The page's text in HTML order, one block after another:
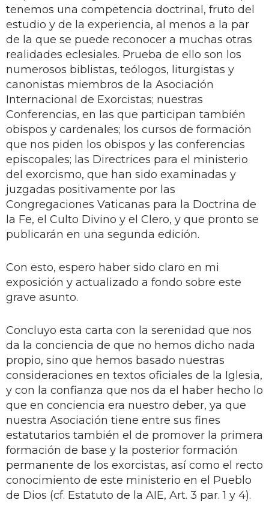
tenemos una competencia doctrinal, fruto del
estudio y de la experiencia, al menos a la par
de la que se puede reconocer a muchas otras
realidades eclesiales. Prueba de ello son los
numerosos biblistas, teólogos, liturgistas y
canonistas miembros de la Asociación
Internacional de Exorcistas; nuestras
Conferencias, en las que participan también
obispos y cardenales; los cursos de formación
que nos piden los obispos y las conferencias
episcopales; las Directrices para el ministerio
del exorcismo, que han sido examinadas y
juzgadas positivamente por las
Congregaciones Vaticanas para la Doctrina de
la Fe, el Culto Divino y el Clero, y que pronto se
publicarán en una segunda edición.
Con esto, espero haber sido claro en mi
exposición y actualizado a fondo sobre este
grave asunto.
Concluyo esta carta con la serenidad que nos
da la conciencia de que no hemos dicho nada
propio, sino que hemos basado nuestras
consideraciones en textos oficiales de la Iglesia,
y con la confianza que nos da el haber hecho lo
que en conciencia era nuestro deber, ya que
nuestra Asociación tiene entre sus fines
estatutarios también el de promover la primera
formación de base y la posterior formación
permanente de los exorcistas, así como el recto
conocimiento de este ministerio en el Pueblo
de Dios (cf. Estatuto de la AIE, Art. 3 par. 1 y 4).